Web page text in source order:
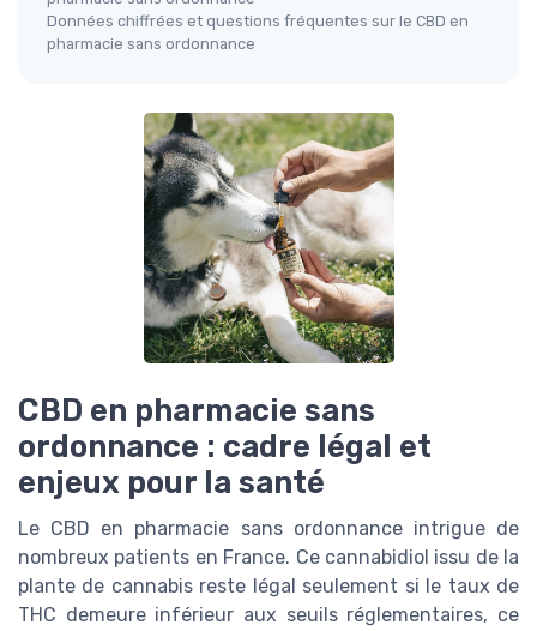
Données chiffrées et questions fréquentes sur le CBD en
pharmacie sans ordonnance
CBD en pharmacie sans
ordonnance : cadre légal et
enjeux pour la santé
Le CBD en pharmacie sans ordonnance intrigue de
nombreux patients en France. Ce cannabidiol issu de la
plante de cannabis reste légal seulement si le taux de
THC demeure inférieur aux seuils réglementaires, ce